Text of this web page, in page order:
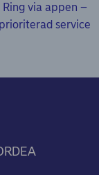
Ring via appen –
prioriterad service